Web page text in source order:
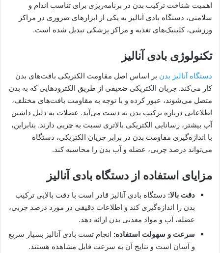
اهمیت شناخت ترکیب بدن در برنامه‌ریزی برای تناسب اندام و
سلامتی، دستگاه بادی آنالیز به یکی از ابزارهای ضروری در مراکز
ورزشی، کلینیک‌های تغذیه و مراکز پزشکی تبدیل شده است.
تکنولوژی بادی آنالیز
دستگاه آنالیز بدن بر اساس اصل مقاومت الکتریکی بافت‌های بدن
کار می‌کند. جریان الکتریکی ضعیفی از طریق الکترودهایی که به بدن
متصل می‌شوند، عبور کرده و با توجه به مقاومت بافت‌های مختلف،
اطلاعاتی درباره ترکیب بدن به دست می‌آید. عضلات به دلیل داشتن
آب بیشتر، رسانایی الکتریکی بالاتری نسبت به چربی دارند. بنابراین،
با اندازه‌گیری مقاومت بدن در برابر جریان الکتریکی، دستگاه
می‌تواند درصد چربی، عضله و آب بدن را محاسبه کند.
مزایای استفاده از دستگاه بادی آنالیز
دقت بالا: دستگاه بادی آنالیز قادر است با دقت بالایی ترکیب
بدن را اندازه‌گیری کند و اطلاعات دقیقی در مورد درصد چربی،
عضله، آب و مواد معدنی بدن ارائه دهد.
سرعت و سهولت استفاده: انجام تست بادی آنالیز بسیار سریع
و آسان است و نتایج آن به سرعت قابل مشاهده هستند.